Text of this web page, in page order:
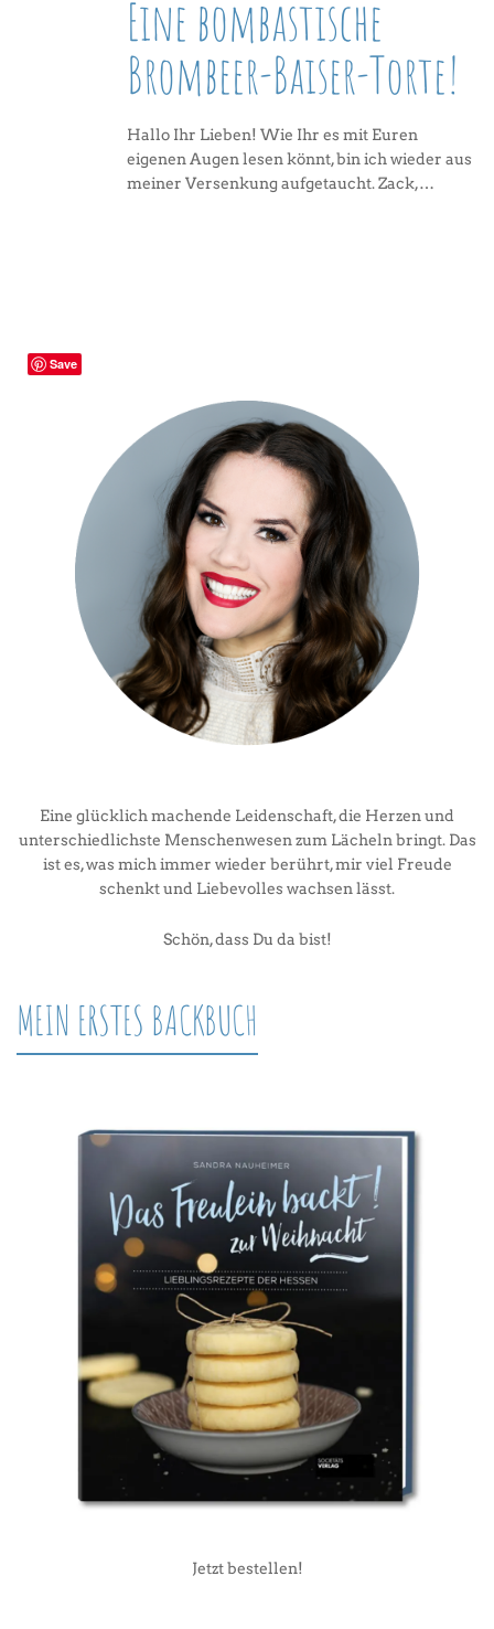
Eine bombastische
Brombeer-Baiser-Torte!
Hallo Ihr Lieben! Wie Ihr es mit Euren
eigenen Augen lesen könnt, bin ich wieder aus
meiner Versenkung aufgetaucht. Zack,…
Eine glücklich machende Leidenschaft, die Herzen und
unterschiedlichste Menschenwesen zum Lächeln bringt. Das
ist es, was mich immer wieder berührt, mir viel Freude
schenkt und Liebevolles wachsen lässt.
Schön, dass Du da bist!
MEIN ERSTES BACKBUCH
Jetzt bestellen!
Save